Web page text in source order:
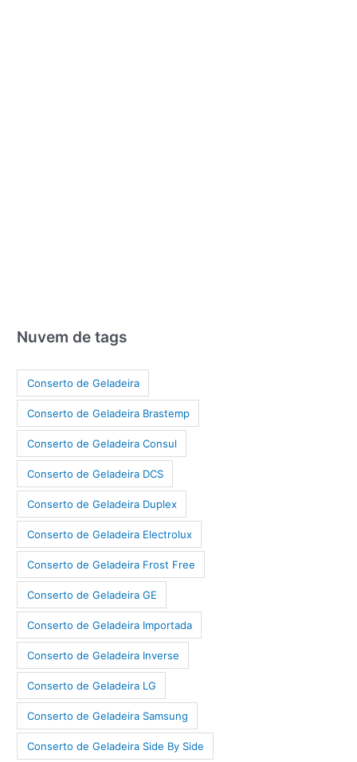
Nuvem de tags
Conserto de Geladeira
Conserto de Geladeira Brastemp
Conserto de Geladeira Consul
Conserto de Geladeira DCS
Conserto de Geladeira Duplex
Conserto de Geladeira Electrolux
Conserto de Geladeira Frost Free
Conserto de Geladeira GE
Conserto de Geladeira Importada
Conserto de Geladeira Inverse
Conserto de Geladeira LG
Conserto de Geladeira Samsung
Conserto de Geladeira Side By Side